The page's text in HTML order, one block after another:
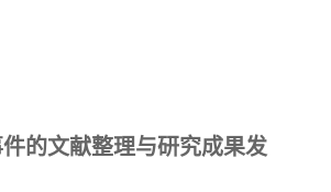
的文献整理与研究成果发